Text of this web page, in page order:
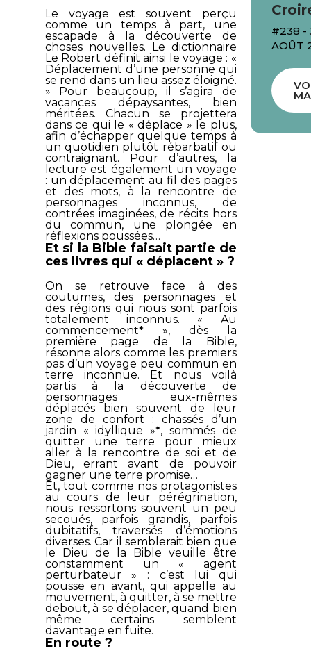
Le voyage est souvent perçu
comme un temps à part, une
escapade à la découverte de
choses nouvelles. Le dictionnaire
Le Robert définit ainsi le voyage : «
Déplacement d’une personne qui
se rend dans un lieu assez éloigné.
» Pour beaucoup, il s’agira de
vacances dépaysantes, bien
méritées. Chacun se projettera
dans ce qui le « déplace » le plus,
afin d’échapper quelque temps à
un quotidien plutôt rébarbatif ou
contraignant. Pour d’autres, la
lecture est également un voyage
: un déplacement au fil des pages
et des mots, à la rencontre de
personnages inconnus, de
contrées imaginées, de récits hors
du commun, une plongée en
réflexions poussées…
Et si la Bible faisait partie de
ces livres qui « déplacent » ?
On se retrouve face à des
coutumes, des personnages et
des régions qui nous sont parfois
totalement inconnus. « Au
commencement*», dès la
première page de la Bible,
résonne alors comme les premiers
pas d’un voyage peu commun en
terre inconnue. Et nous voilà
partis à la découverte de
personnages eux-mêmes
déplacés bien souvent de leur
zone de confort : chassés d’un
jardin «idyllique »*, sommés de
quitter une terre pour mieux
aller à la rencontre de soi et de
Dieu, errant avant de pouvoir
gagner une terre promise…
Et, tout comme nos protagonistes
au cours de leur pérégrination,
nous ressortons souvent un peu
secoués, parfois grandis, parfois
dubitatifs, traversés d’émotions
diverses. Car il semblerait bien que
le Dieu de la Bible veuille être
constamment un « agent
perturbateur » : c’est lui qui
pousse en avant, qui appelle au
mouvement, à quitter, à se mettre
debout, à se déplacer, quand bien
même certains semblent
davantage en fuite.
En route ?
#238 -
AOÛT